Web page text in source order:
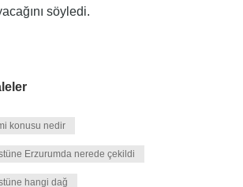
söyledi.
konusu nedir
Erzurumda nerede çekildi
hangi dağ